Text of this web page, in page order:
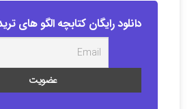
دانلود رایگان کتابچه الگو های